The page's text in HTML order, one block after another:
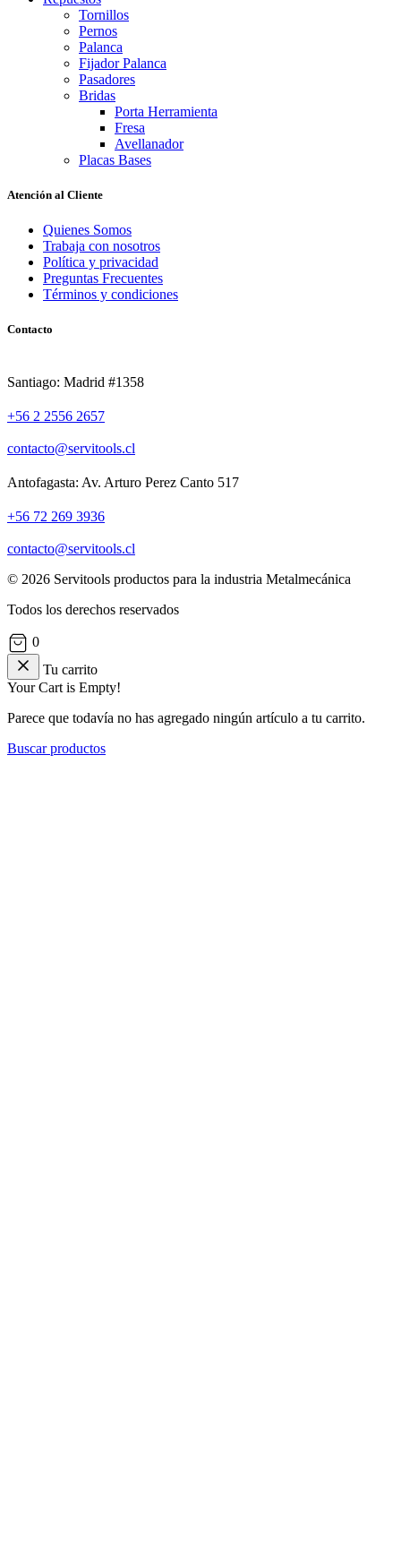
Tornillos
Pernos
Palanca
Fijador Palanca
Pasadores
Bridas
Porta Herramienta
Fresa
Avellanador
Placas Bases
Atención al Cliente
Quienes Somos
Trabaja con nosotros
Política y privacidad
Preguntas Frecuentes
Términos y condiciones
Contacto
Santiago: Madrid #1358
+56 2 2556 2657
contacto@servitools.cl
Antofagasta: Av. Arturo Perez Canto 517
+56 72 269 3936
contacto@servitools.cl
© 2026 Servitools productos para la industria Metalmecánica
Todos los derechos reservados
0
Tu carrito
Your Cart is Empty!
Parece que todavía no has agregado ningún artículo a tu carrito.
Buscar productos